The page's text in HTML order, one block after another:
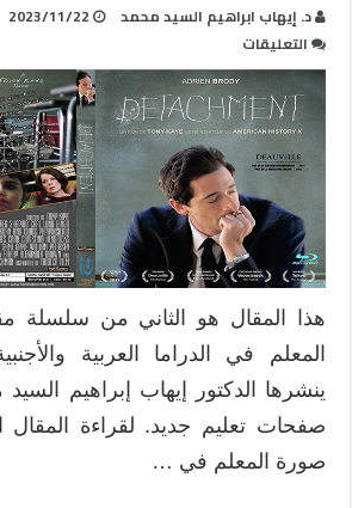
د. إيهاب ابراهيم السيد محمد 2023/11/22
التعليقات
واقع
صورة
المعلم
في
الدراما
الأجنبية
مغلقة
هذا المقال هو الثاني من سلسلة
المعلم في الدراما العربية
ينشرها الدكتور إيهاب إبراهيم
صفحات تعليم جديد. لقراءة المقال
صورة المعلم في …